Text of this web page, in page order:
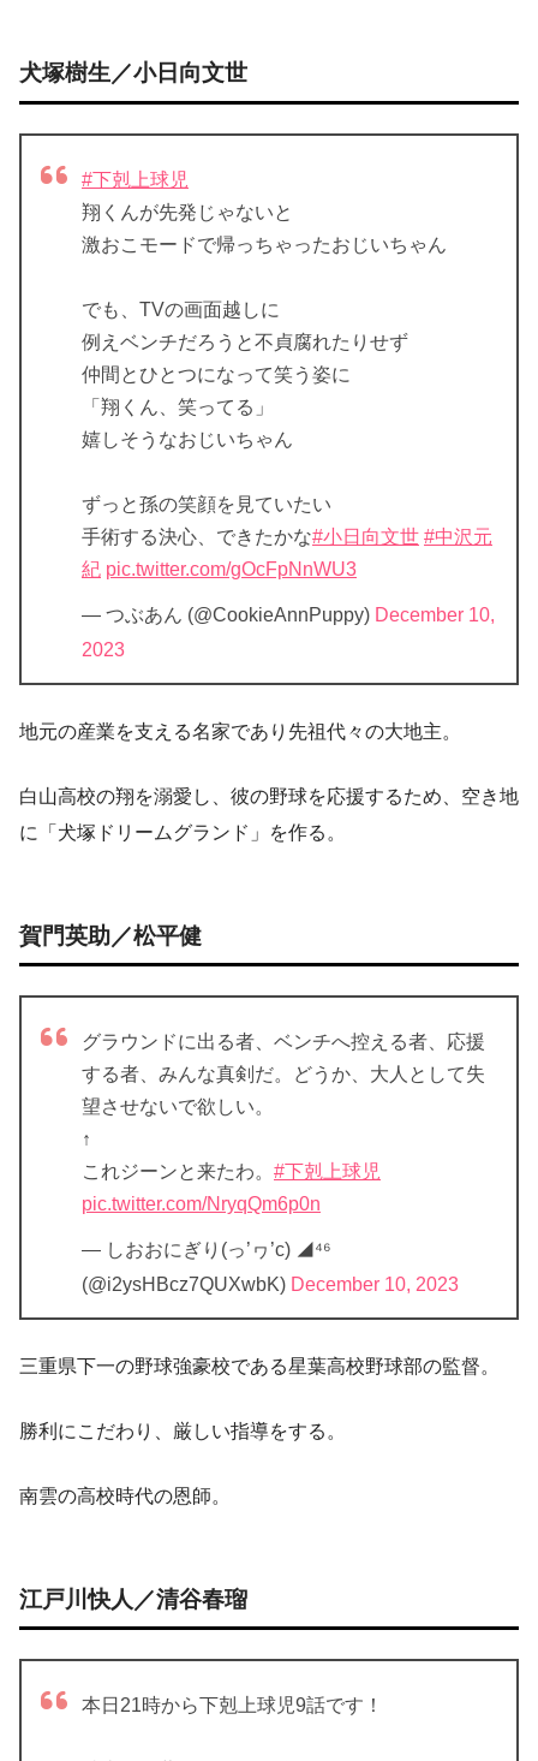
犬塚樹生／小日向文世
#下剋上球児
翔くんが先発じゃないと
激おこモードで帰っちゃったおじいちゃん
でも、TVの画面越しに
例えベンチだろうと不貞腐れたりせず
仲間とひとつになって笑う姿に
「翔くん、笑ってる」
嬉しそうなおじいちゃん
ずっと孫の笑顔を見ていたい
手術する決心、できたかな#小日向文世 #中沢元
紀 pic.twitter.com/gOcFpNnWU3
— つぶあん (@CookieAnnPuppy) December 10,
2023
地元の産業を支える名家であり先祖代々の大地主。
白山高校の翔を溺愛し、彼の野球を応援するため、空き地
に「犬塚ドリームグランド」を作る。
賀門英助／松平健
グラウンドに出る者、ベンチへ控える者、応援
する者、みんな真剣だ。どうか、大人として失
望させないで欲しい。
↑
これジーンと来たわ。 #下剋上球児
pic.twitter.com/NryqQm6p0n
— しおおにぎり(っ’ヮ’c) ◢⁴⁶
(@i2ysHBcz7QUXwbK) December 10, 2023
三重県下一の野球強豪校である星葉高校野球部の監督。
勝利にこだわり、厳しい指導をする。
南雲の高校時代の恩師。
江戸川快人／清谷春瑠
本日21時から下剋上球児9話です！